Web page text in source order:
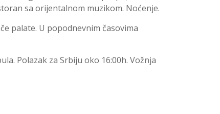
sa orijentalnom muzikom. Noćenje.
palate. U popodnevnim časovima
Polazak za Srbiju oko 16:00h. Vožnja